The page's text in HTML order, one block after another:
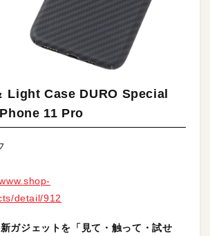
Light Case DURO Special
11 Pro
detail/912
ガジェットを「見て・触って・試せ